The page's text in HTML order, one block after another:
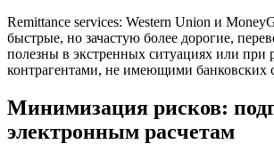
Remittance services: Western Union и
быстрые, но зачастую более дорогие,
полезны в экстренных ситуациях или при
контрагентами, не имеющими банковских
Минимизация рисков:
электронным расчетам